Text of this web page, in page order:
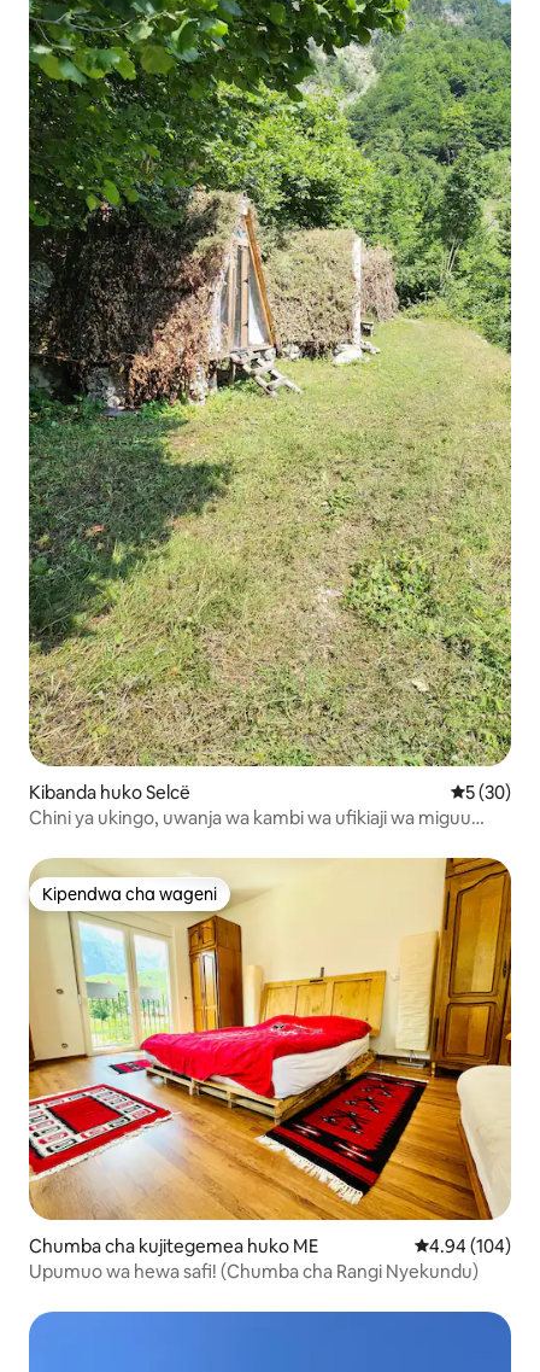
Kibanda huko Selcë Ukadiriaji
5 (30)
Chini ya ukingo, uwanja wa kambi wa ufikiaji wa miguu
Kipendwa cha wageni
Kipendwa cha wageni
Chumba cha kujitegemea huko ME Ukadiriaji wa
4.94 (104)
Upumuo wa hewa safi! (Chumba cha Rangi Nyekundu)